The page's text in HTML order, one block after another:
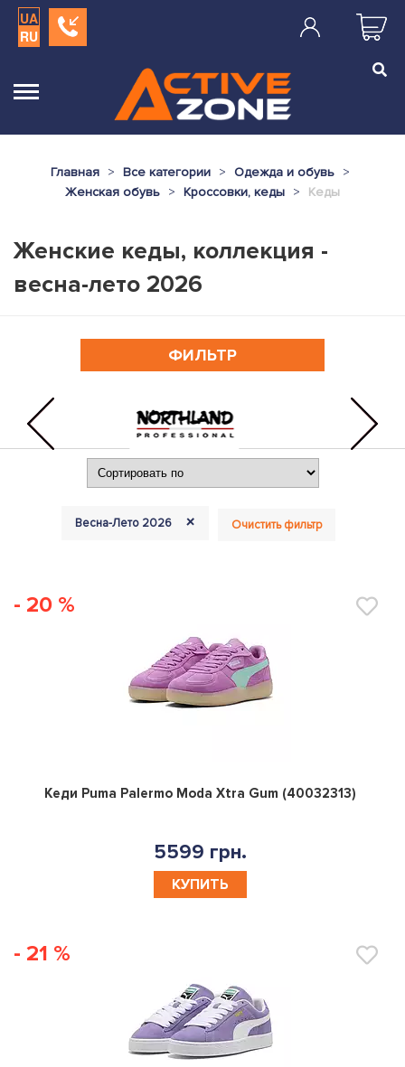
UA
RU
Главная Все категории
Одежда и обувь
Женская обувь
Кроссовки, кеды Кеды
Женские кеды, коллекция -
весна-лето 2026
ФИЛЬТР
Весна-Лето 2026 + Очистить фильтр
- 20 %
0
Кеди Puma Palermo Moda Xtra Gum (40032313)
5599 грн.
КУПИТЬ
- 21 %